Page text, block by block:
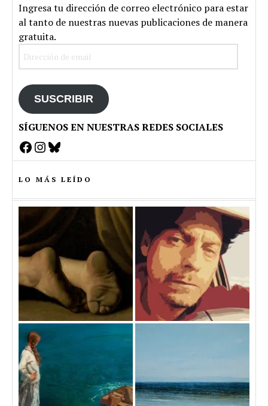
Ingresa tu dirección de correo electrónico para estar
al tanto de nuestras nuevas publicaciones de manera
gratuita.
SUSCRIBIR
SÍGUENOS EN NUESTRAS REDES SOCIALES
Facebook
Instagram
Bluesky
LO MÁS LEÍDO